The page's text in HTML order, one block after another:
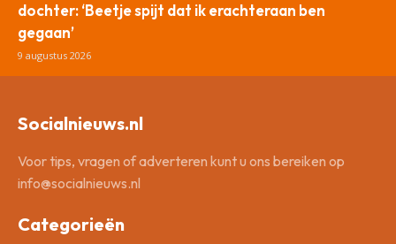
dochter: ‘Beetje spijt dat ik erachteraan ben
gegaan’
9 augustus 2026
Socialnieuws.nl
Voor tips, vragen of adverteren kunt u ons bereiken op
info@socialnieuws.nl
Categorieën